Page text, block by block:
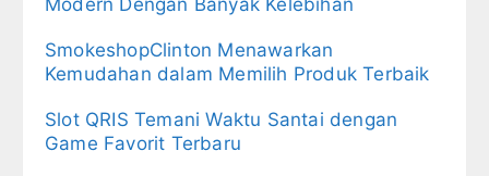
SmokeshopClinton Menawarkan
Kemudahan dalam Memilih Produk Terbaik
Slot QRIS Temani Waktu Santai dengan
Game Favorit Terbaru